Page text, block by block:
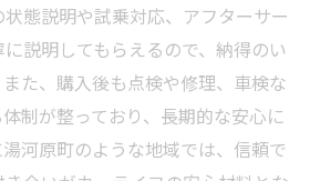
険手続きも車屋がしっかり対応
い車屋との付き合い方
総合サービスの質が決め手
も車屋でまとめて相談が便利
態説明や試乗対応、アフターサー
説明してもらえるので、納得のい
た、購入後も点検や修理、車検な
制が整っており、長期的な安心に
河原町のような地域では、信頼で